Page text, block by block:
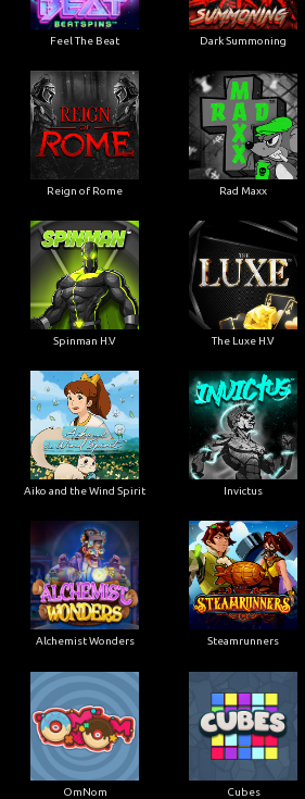
Feel The Beat Dark Summoning
Reign of Rome Rad Maxx
Spinman H.V The Luxe H.V
Aiko and the Wind Spirit Invictus
Alchemist Wonders Steamrunners
OmNom Cubes